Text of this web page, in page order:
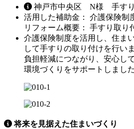
神戸市中央区 N様 手すり
活用した補助金： 介護保険制
リフォーム概要： 手すり取り
介護保険制度を活用し、住ま
して手すりの取り付けを行い
負担軽減につながり、安心し
環境づくりをサポートしました
将来を見据えた住まいづくり